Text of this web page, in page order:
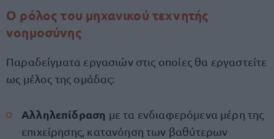
Ο ρόλος του μηχανικού τεχνητής
νοημοσύνης
Παραδείγματα εργασιών στις οποίες θα εργαστείτε
ως μέλος της ομάδας:
Αλληλεπίδραση με τα ενδιαφερόμενα μέρη της
επιχείρησης, κατανόηση των βαθύτερων